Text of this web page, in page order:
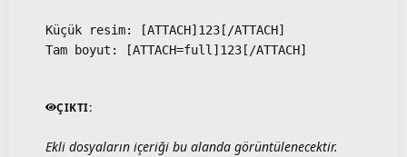
Küçük resim: [ATTACH]123[/ATTACH]
Tam boyut: [ATTACH=full]123[/ATTACH]
ÇIKTI:
Ekli dosyaların içeriği bu alanda görüntülenecektir.